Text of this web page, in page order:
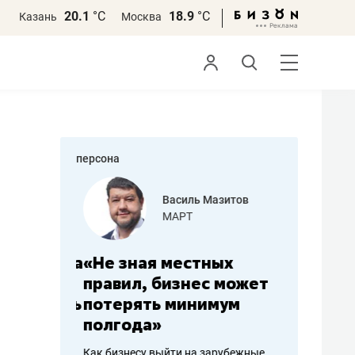
Казань 20.1 °С Москва 18.9 °С
персона
Василь Мазитов
МАРТ
«Не зная местных
правил, бизнес может
потерять минимум
полгода»